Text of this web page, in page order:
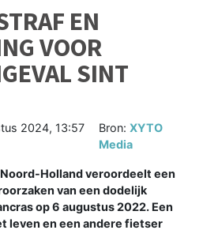
EN
VOOR
SINT
2024, 13:57
Bron: XYTO
Media
Holland veroordeelt een
van een dodelijk
op 6 augustus 2022. Een
leven en een andere fietser